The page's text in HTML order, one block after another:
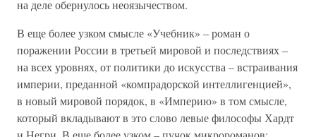
на деле обернулось неоязычеством.
В еще более узком смысле «Учебник» – роман о
поражении России в третьей мировой и последствиях –
на всех уровнях, от политики до искусства – встраивания
империи, преданной «компрадорской интеллигенцией»,
в новый мировой порядок, в «Империю» в том смысле,
который вкладывают в это слово левые философы Хардт